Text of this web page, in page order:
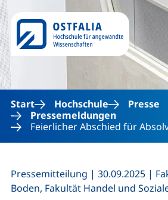
Direkt
Start Hochschule
Presse
Pressemeldungen
Feierlicher Abschied für
Pressemitteilung | 30.09.2025 |
Boden, Fakultät Handel und